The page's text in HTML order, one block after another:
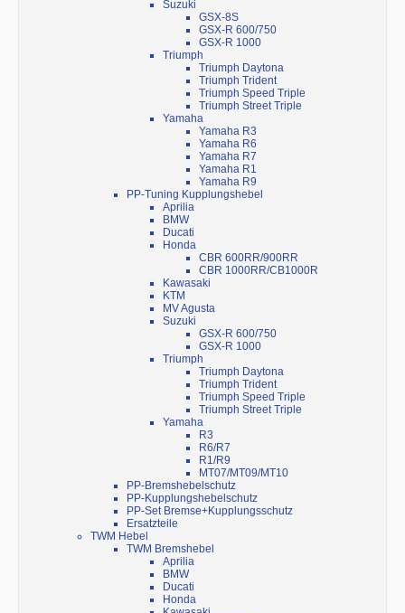
Suzuki
GSX-8S
GSX-R 600/750
GSX-R 1000
Triumph
Triumph Daytona
Triumph Trident
Triumph Speed Triple
Triumph Street Triple
Yamaha
Yamaha R3
Yamaha R6
Yamaha R7
Yamaha R1
Yamaha R9
PP-Tuning Kupplungshebel
Aprilia
BMW
Ducati
Honda
CBR 600RR/900RR
CBR 1000RR/CB1000R
Kawasaki
KTM
MV Agusta
Suzuki
GSX-R 600/750
GSX-R 1000
Triumph
Triumph Daytona
Triumph Trident
Triumph Speed Triple
Triumph Street Triple
Yamaha
R3
R6/R7
R1/R9
MT07/MT09/MT10
PP-Bremshebelschutz
PP-Kupplungshebelschutz
PP-Set Bremse+Kupplungsschutz
Ersatzteile
TWM Hebel
TWM Bremshebel
Aprilia
BMW
Ducati
Honda